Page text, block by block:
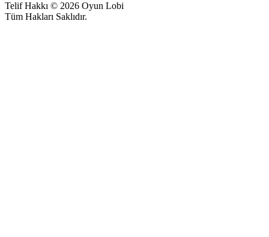
Telif Hakkı © 2026 Oyun Lobi
Tüm Hakları Saklıdır.